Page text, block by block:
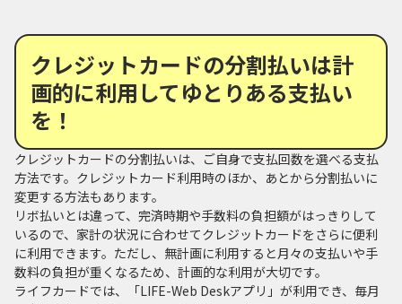
クレジットカードの分割払いは計
画的に利用してゆとりある支払い
を！
クレジットカードの分割払いは、ご自身で支払回数を選べる支払
方法です。クレジットカード利用時のほか、あとから分割払いに
変更する方法もあります。
リボ払いとは違って、完済時期や手数料の負担額がはっきりして
いるので、家計の状況に合わせてクレジットカードをさらに便利
に利用できます。ただし、無計画に利用すると月々の支払いや手
数料の負担が重くなるため、計画的な利用が大切です。
ライフカードでは、「LIFE-Web Deskアプリ」が利用でき、毎月